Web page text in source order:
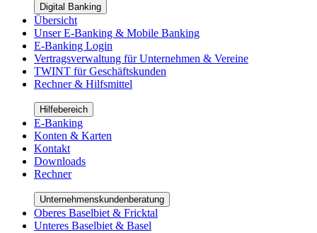
Digital Banking
Übersicht
Unser E-Banking & Mobile Banking
E-Banking Login
Vertragsverwaltung für Unternehmen & Vereine
TWINT für Geschäftskunden
Rechner & Hilfsmittel
Hilfebereich
E-Banking
Konten & Karten
Kontakt
Downloads
Rechner
Unternehmenskundenberatung
Oberes Baselbiet & Fricktal
Unteres Baselbiet & Basel